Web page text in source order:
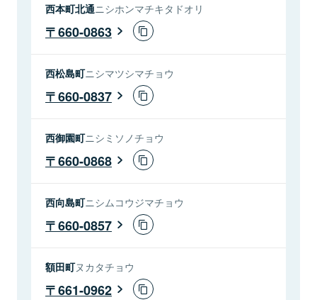
西本町北通ニシホンマチキタドオリ
660-0863
西松島町ニシマツシマチョウ
660-0837
西御園町ニシミソノチョウ
660-0868
西向島町ニシムコウジマチョウ
660-0857
額田町ヌカタチョウ
661-0962